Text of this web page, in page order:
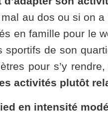
au dos ou si on
en famille pour le
de son
pour s’y rendre,
activités plutôt
en intensité